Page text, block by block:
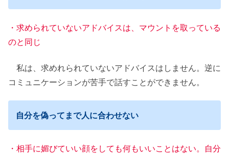
・求められていないアドバイスは、マウントを取っている
のと同じ
私は、求めれられていないアドバイスはしません。逆に
コミュニケーションが苦手で話すことができません。
自分を偽ってまで人に合わせない
・相手に媚びていい顔をしても何もいいことはない。自分